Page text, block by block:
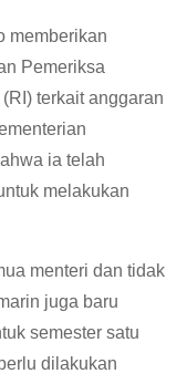
memberikan
Pemeriksa
terkait anggaran
ia telah
melakukan
menteri dan tidak
juga baru
semester satu
dilakukan